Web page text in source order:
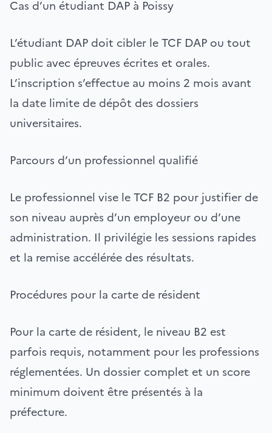
Cas d’un étudiant DAP à Poissy
L’étudiant DAP doit cibler le TCF DAP ou tout
public avec épreuves écrites et orales.
L’inscription s’effectue au moins 2 mois avant
la date limite de dépôt des dossiers
universitaires.
Parcours d’un professionnel qualifié
Le professionnel vise le TCF B2 pour justifier de
son niveau auprès d’un employeur ou d’une
administration. Il privilégie les sessions rapides
et la remise accélérée des résultats.
Procédures pour la carte de résident
Pour la carte de résident, le niveau B2 est
parfois requis, notamment pour les professions
réglementées. Un dossier complet et un score
minimum doivent être présentés à la
préfecture.